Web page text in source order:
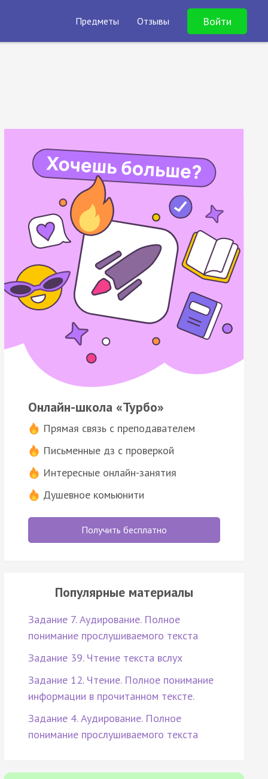
Предметы Отзывы Войти
Онлайн-школа «Турбо»
Прямая связь с преподавателем
Письменные дз с проверкой
Интересные онлайн-занятия
Душевное комьюнити
Получить бесплатно
Популярные материалы
Задание 7. Аудирование. Полное
понимание прослушиваемого текста
Задание 39. Чтение текста вслух
Задание 12. Чтение. Полное понимание
информации в прочитанном тексте.
Задание 4. Аудирование. Полное
понимание прослушиваемого текста